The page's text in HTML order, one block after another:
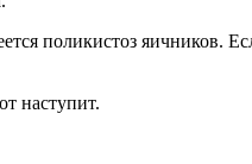
поликистоз яичников.
наступит.